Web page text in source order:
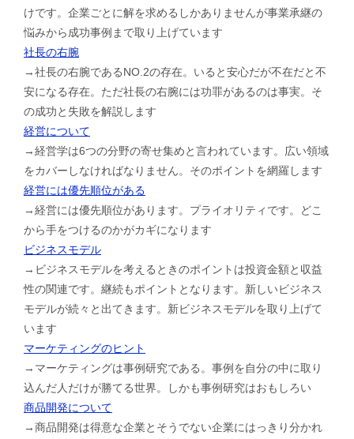
けです。企業ごとに解を求めるしかありませんが事業承継の
悩みから成功事例まで取り上げています
社長の右腕
→社長の右腕であるNO.2の存在。いると安心だが不在だと不
安になる存在。ただ社長の右腕には功罪があるのは事実。そ
の成功と失敗を解説します
経営について
→経営学は6つの分野の寄せ集めと言われています。広い領域
をカバーしなければなりません。そのポイントを網羅します
経営には優先順位がある
→経営には優先順位があります。プライオリティです。どこ
から手をつけるのかがカギになります
ビジネスモデル
→ビジネスモデルを考えるときのポイントは投資金額と収益
性の関連です。継続もポイントとなります。新しいビジネス
モデルが続々と出てきます。新ビジネスモデルを取り上げて
います
マーケティングのヒント
→マーケティングは事例研究である。事例を自分の中に取り
込んだ人だけが勝てる世界。しかも事例研究はおもしろい
商品開発について
→商品開発は得意な企業とそうでない企業にはっきり分かれ